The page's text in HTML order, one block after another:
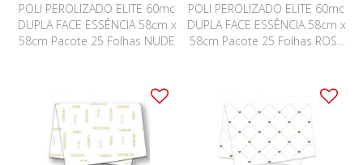
POLI PEROLIZADO ELITE 60mc
DUPLA FACE ESSÊNCIA 58cm x
58cm Pacote 25 Folhas NUDE
POLI PEROLIZADO ELITE 60mc
DUPLA FACE ESSÊNCIA 58cm x
58cm Pacote 25 Folhas ROSA